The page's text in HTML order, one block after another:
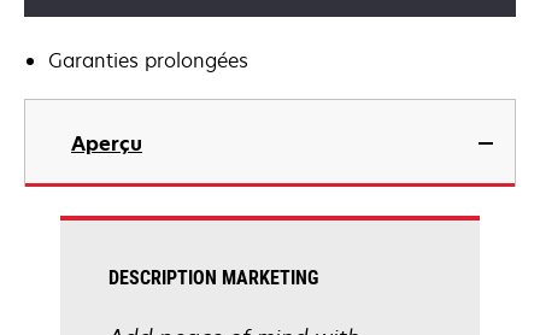
Garanties prolongées
Aperçu
DESCRIPTION MARKETING